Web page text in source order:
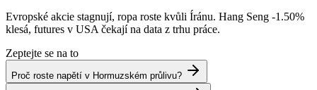
Evropské akcie stagnují, ropa roste kvůli Íránu. Hang Seng -1.50%
klesá, futures v USA čekají na data z trhu práce.
Zeptejte se na to
Proč roste napětí v Hormuzském průlivu?